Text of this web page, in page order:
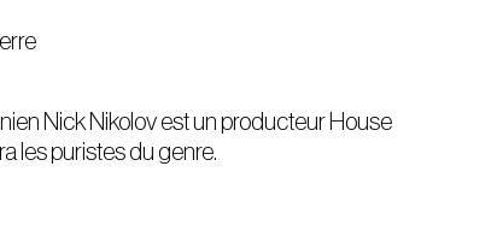
Nick Nikolov est un producteur House
les puristes du genre.